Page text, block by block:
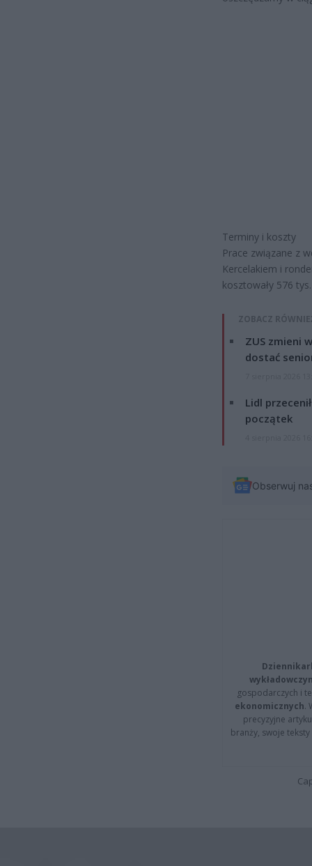
Terminy i koszty
Prace związane z
Kercelakiem i
kosztowały 576
ZOBACZ
ZUS zmieni
dostać
Lidl
początek
Obserwuj
gospodarczych i
ekonomicznych.
precyzyjne
branży, swoje